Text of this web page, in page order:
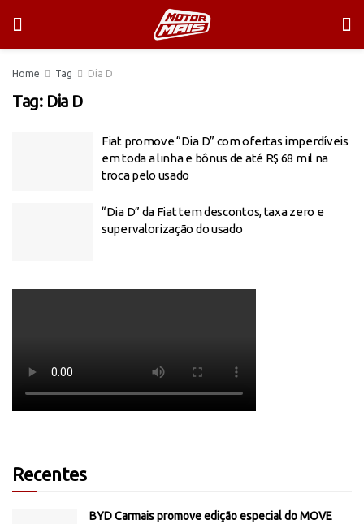
Home Tag Dia D
Tag: Dia D
Fiat promove “Dia D” com ofertas imperdíveis
em toda a linha e bônus de até R$ 68 mil na
troca pelo usado
“Dia D” da Fiat tem descontos, taxa zero e
supervalorização do usado
Recentes
BYD Carmais promove edição especial do MOVE